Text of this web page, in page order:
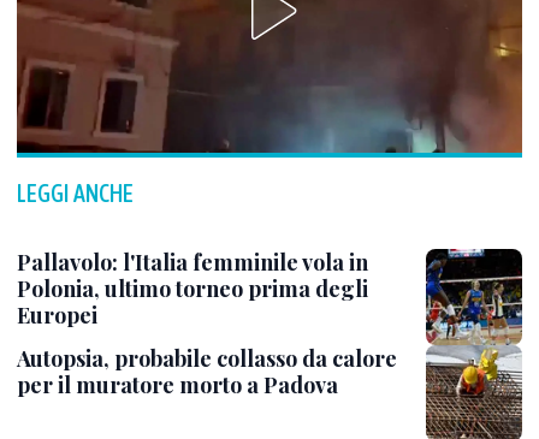
LEGGI ANCHE
Pallavolo: l'Italia femminile vola in
Polonia, ultimo torneo prima degli
Europei
Autopsia, probabile collasso da calore
per il muratore morto a Padova